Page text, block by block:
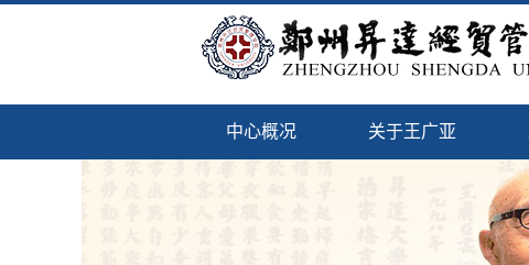
中心概况 关于王广亚